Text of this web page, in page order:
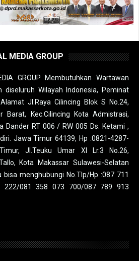
MEDIA GROUP
GROUP Membutuhkan Wartawan
diseluruh Wilayah Indonesia, Peminat
Jl.Raya Cilincing Blok S No.24,
Barat, Kec.Cilincing Kota Admistrasi,
Dander RT 006 / RW 005 Ds. Ketami ,
Jawa Timur 64139, Hp :0821-4287-
Jl.Teuku Umar XI Lr.3 No.26,
Kota Makassar Sulawesi-Selatan
bisa menghubungi No.Tlp/Hp :087 711
222/081 358 073 700/087 789 913